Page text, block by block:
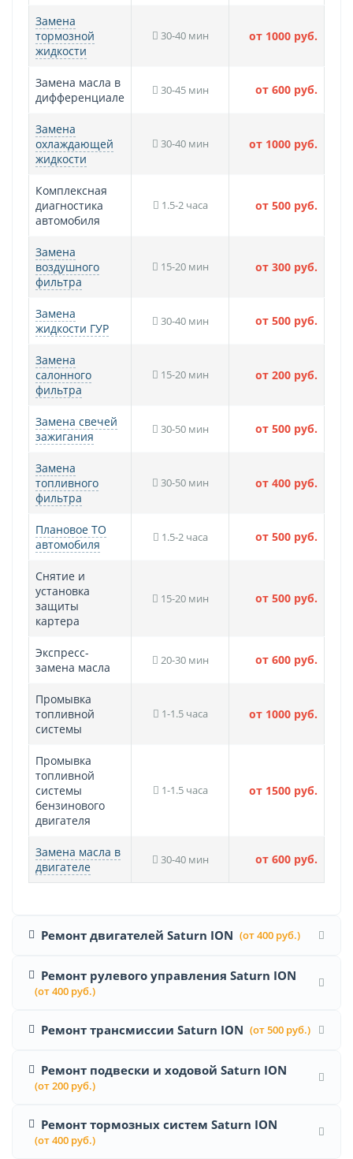
Замена
тормозной
жидкости
30-40 мин от 1000 руб.
Замена масла в
дифференциале
30-45 мин от 600 руб.
Замена
охлаждающей
жидкости
30-40 мин от 1000 руб.
Комплексная
диагностика
автомобиля
1.5-2 часа от 500 руб.
Замена
воздушного
фильтра
15-20 мин от 300 руб.
Замена
жидкости ГУР
30-40 мин от 500 руб.
Замена
салонного
фильтра
15-20 мин от 200 руб.
Замена свечей
зажигания
30-50 мин от 500 руб.
Замена
топливного
фильтра
30-50 мин от 400 руб.
Плановое ТО
автомобиля
1.5-2 часа от 500 руб.
Снятие и
установка
защиты
картера
15-20 мин от 500 руб.
Экспресс-
замена масла
20-30 мин от 600 руб.
Промывка
топливной
системы
1-1.5 часа от 1000 руб.
Промывка
топливной
системы
бензинового
двигателя
1-1.5 часа от 1500 руб.
Замена масла в
двигателе
30-40 мин от 600 руб.
Ремонт двигателей Saturn ION (от 400 руб.)
Ремонт рулевого управления Saturn ION
(от 400 руб.)
Ремонт трансмиссии Saturn ION (от 500 руб.)
Ремонт подвески и ходовой Saturn ION
(от 200 руб.)
Ремонт тормозных систем Saturn ION
(от 400 руб.)